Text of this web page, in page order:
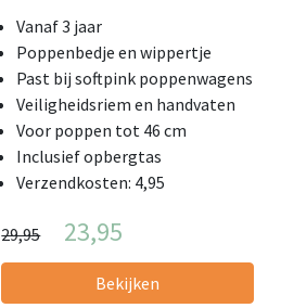
Vanaf 3 jaar
Poppenbedje en wippertje
Past bij softpink poppenwagens
Veiligheidsriem en handvaten
Voor poppen tot 46 cm
Inclusief opbergtas
Verzendkosten: 4,95
29,95 23,95
Bekijken